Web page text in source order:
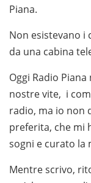
Piana.
Non esistevano i
da una cabina
Oggi Radio
nostre vite, i
radio, ma io non
preferita, che mi
sogni e curato la
Mentre scrivo,